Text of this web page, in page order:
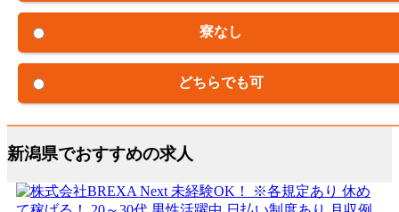
寮なし
どちらでも可
新潟県でおすすめの求人